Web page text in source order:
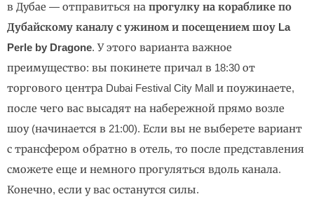
в Дубае — отправиться на прогулку на кораблике по
Дубайскому каналу с ужином и посещением шоу La
Perle by Dragone. У этого варианта важное
преимущество: вы покинете причал в 18:30 от
торгового центра Dubai Festival City Mall и поужинаете,
после чего вас высадят на набережной прямо возле
шоу (начинается в 21:00). Если вы не выберете вариант
с трансфером обратно в отель, то после представления
сможете еще и немного прогуляться вдоль канала.
Конечно, если у вас останутся силы.